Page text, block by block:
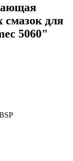
смазок для
5060"